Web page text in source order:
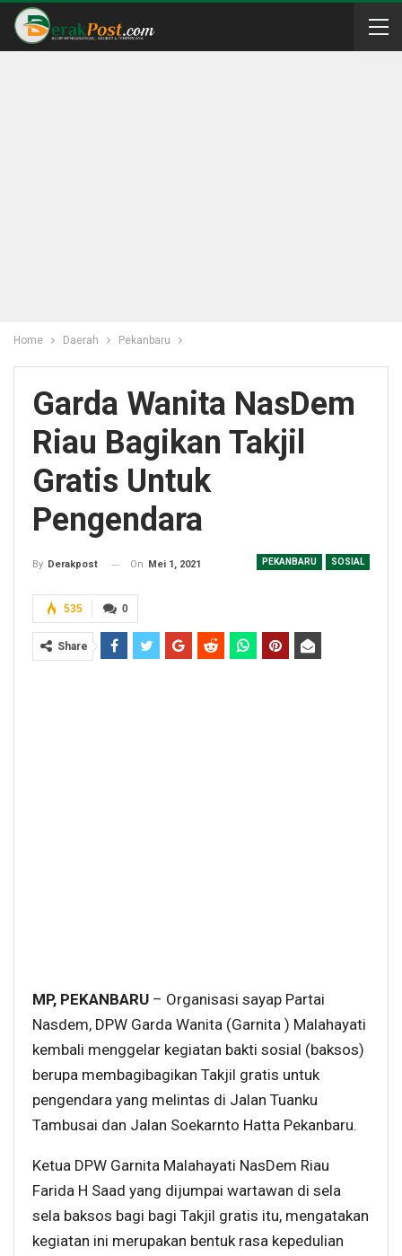
Home Daerah Pekanbaru
Garda Wanita NasDem
Riau Bagikan Takjil
Gratis Untuk
Pengendara
PEKANBARU SOSIAL
By Derakpost On Mei 1, 2021
0
535
Share
MP, PEKANBARU – Organisasi sayap Partai
Nasdem, DPW Garda Wanita (Garnita ) Malahayati
kembali menggelar kegiatan bakti sosial (baksos)
berupa membagibagikan Takjil gratis untuk
pengendara yang melintas di Jalan Tuanku
Tambusai dan Jalan Soekarnto Hatta Pekanbaru.
Ketua DPW Garnita Malahayati NasDem Riau
Farida H Saad yang dijumpai wartawan di sela
sela baksos bagi bagi Takjil gratis itu, mengatakan
kegiatan ini merupakan bentuk rasa kepedulian